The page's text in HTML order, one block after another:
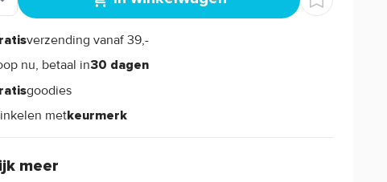
verzending vanaf 39,-
nu, betaal in30 dagen
goodies
metkeurmerk
meer